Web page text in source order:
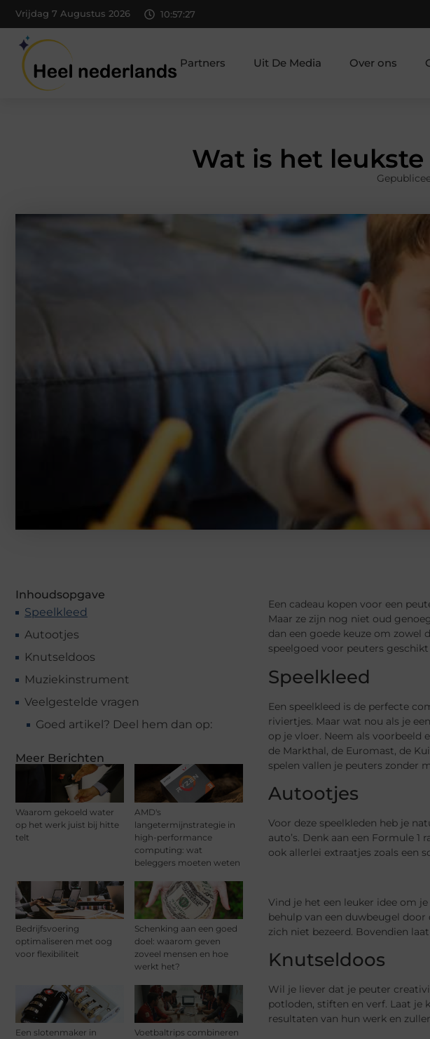
Vrijdag 7 Augustus 2026 10:57:28
Partners Uit De Media Over ons
Wat is het
Inhoudsopgave
Speelkleed
Autootjes
Knutseldoos
Muziekinstrument
Veelgestelde vragen
Goed artikel? Deel hem dan op:
Meer Berichten
Waarom gekoeld water
op het werk juist bij hitte
telt
AMD's
langetermijnstrategie in
high-performance
computing: wat
beleggers moeten weten
Bedrijfsvoering
optimaliseren met oog
voor flexibiliteit
Schenking aan een goed
doel: waarom geven
zoveel mensen en hoe
werkt het?
Een slotenmaker in
Voetbaltrips combineren
Een cadeau kopen voor een
Maar ze zijn nog niet oud
dan een goede keuze om zowel
speelgoed voor peuters geschikt
Speelkleed
Een speelkleed is de perfecte
riviertjes. Maar wat nou als je
op je vloer. Neem als voorbeeld
de Markthal, de Euromast, de
spelen vallen je peuters zonder
Autootjes
Voor deze speelkleden heb je
auto’s. Denk aan een Formule
ook allerlei extraatjes zoals een
Vind je het een leuker idee om je
behulp van een duwbeugel
zich niet bezeerd. Bovendien
Knutseldoos
Wil je liever dat je peuter
potloden, stiften en verf. Laat je
resultaten van hun werk en